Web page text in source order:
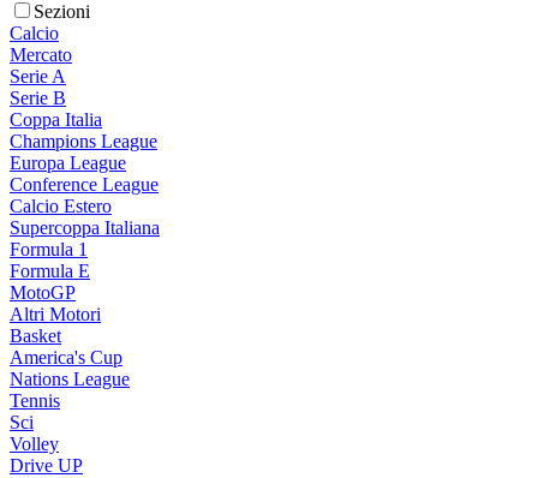
Sezioni
Calcio
Mercato
Serie A
Serie B
Coppa Italia
Champions League
Europa League
Conference League
Calcio Estero
Supercoppa Italiana
Formula 1
Formula E
MotoGP
Altri Motori
Basket
America's Cup
Nations League
Tennis
Sci
Volley
Drive UP